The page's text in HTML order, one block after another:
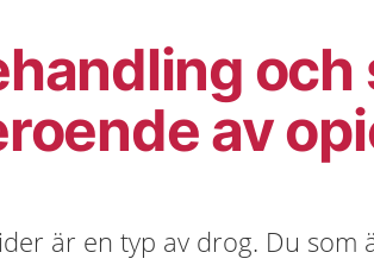
och
av
är en typ av drog. Du som